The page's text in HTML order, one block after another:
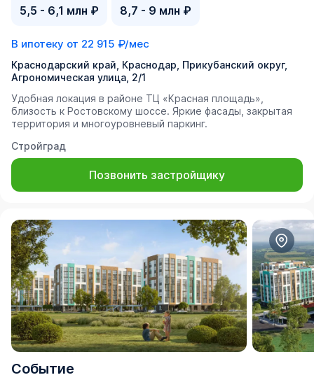
5,5 - 6,1 млн ₽ 8,7 - 9 млн ₽
В ипотеку от 22 915 ₽/мес
Краснодарский край, Краснодар, Прикубанский округ,
Агрономическая улица, 2/1
Удобная локация в районе ТЦ «Красная площадь»,
близость к Ростовскому шоссе. Яркие фасады, закрытая
территория и многоуровневый паркинг.
Стройград
Позвонить застройщику
Событие